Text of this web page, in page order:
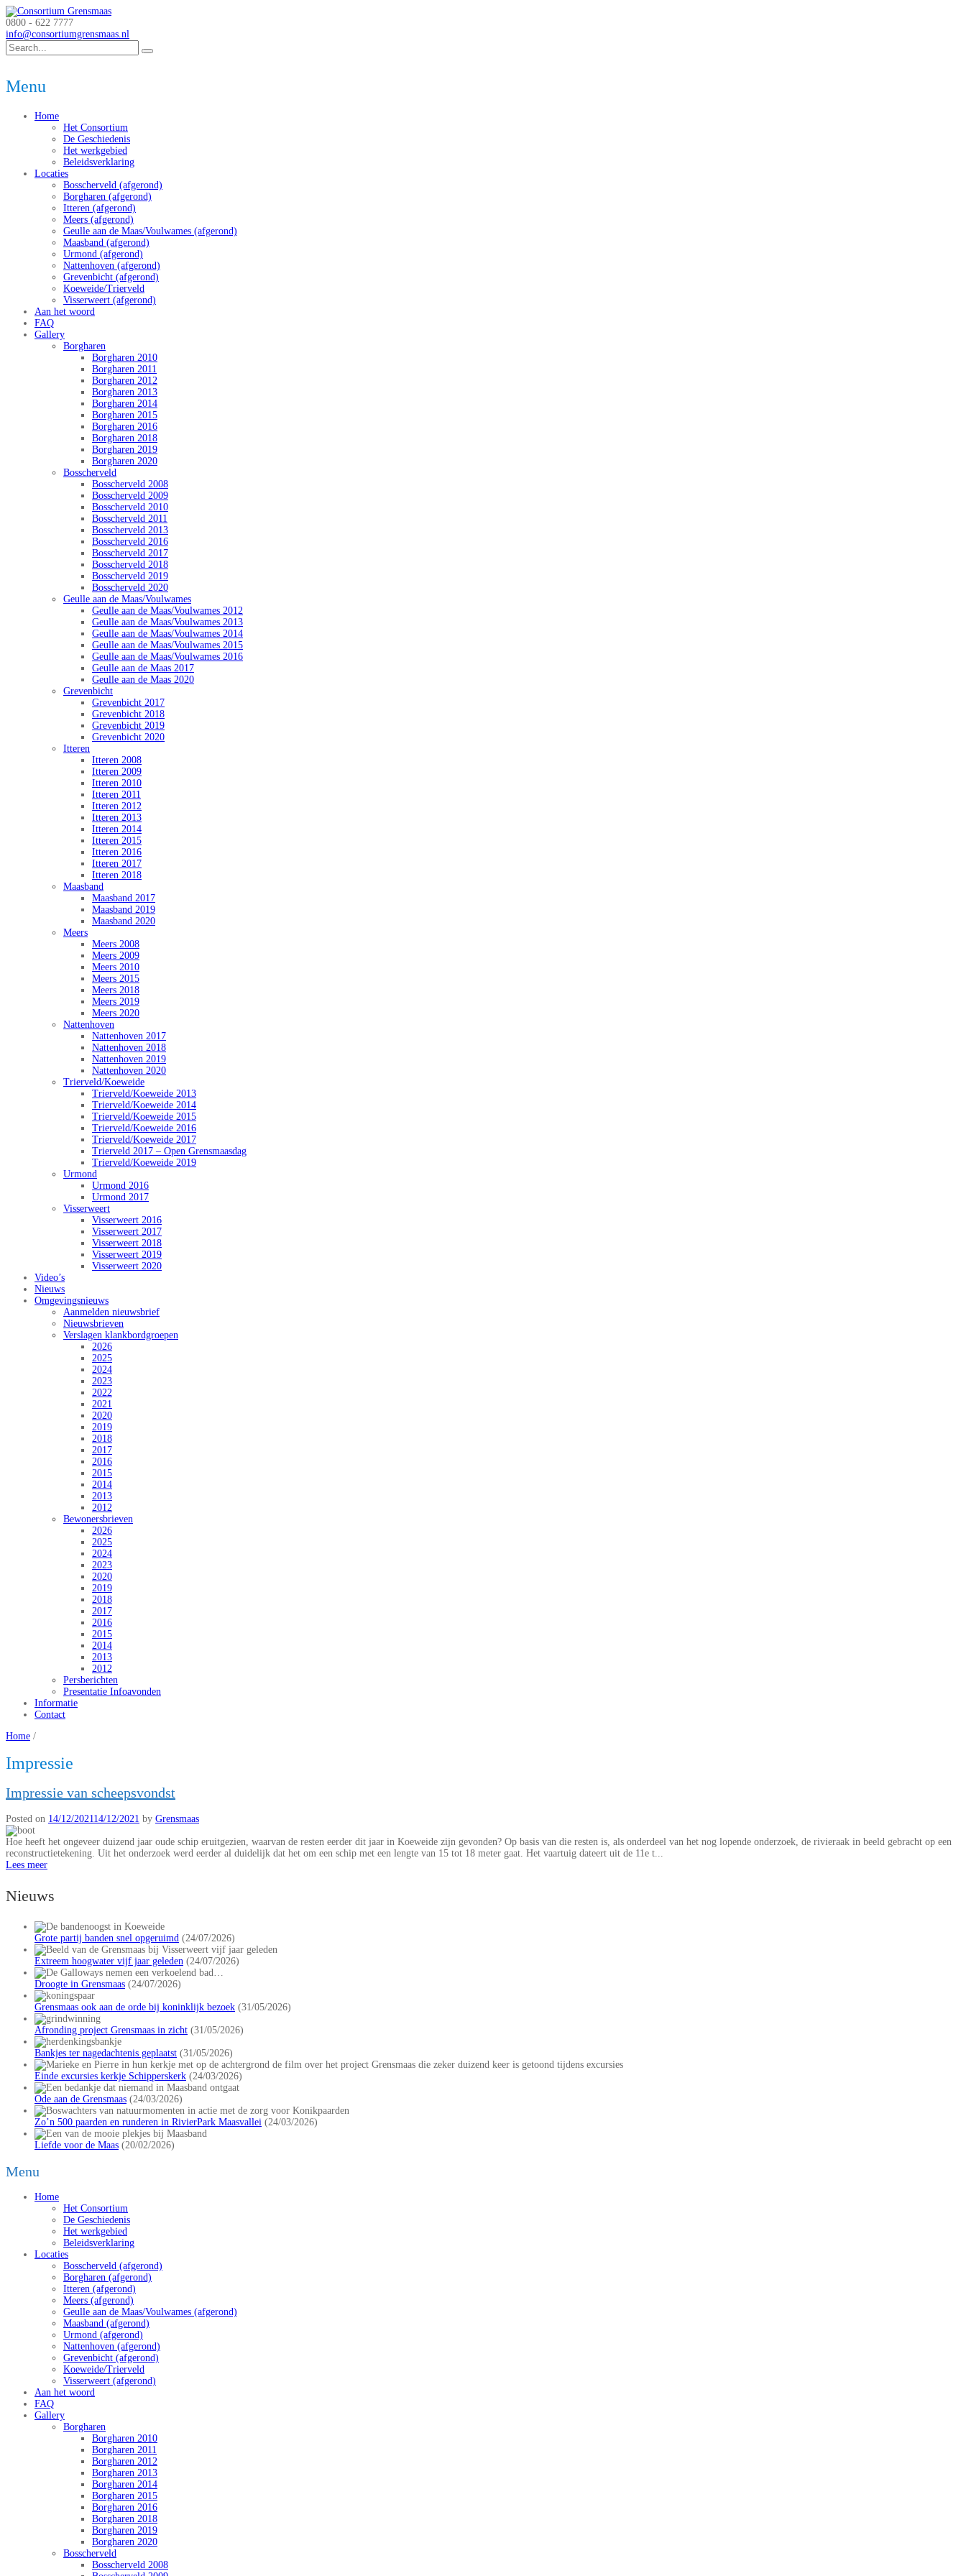
0800 - 622 7777
info@consortiumgrensmaas.nl
Menu
Home
Het Consortium
De Geschiedenis
Het werkgebied
Beleidsverklaring
Locaties
Bosscherveld (afgerond)
Borgharen (afgerond)
Itteren (afgerond)
Meers (afgerond)
Geulle aan de Maas/Voulwames (afgerond)
Maasband (afgerond)
Urmond (afgerond)
Nattenhoven (afgerond)
Grevenbicht (afgerond)
Koeweide/Trierveld
Visserweert (afgerond)
Aan het woord
FAQ
Gallery
Borgharen
Borgharen 2010
Borgharen 2011
Borgharen 2012
Borgharen 2013
Borgharen 2014
Borgharen 2015
Borgharen 2016
Borgharen 2018
Borgharen 2019
Borgharen 2020
Bosscherveld
Bosscherveld 2008
Bosscherveld 2009
Bosscherveld 2010
Bosscherveld 2011
Bosscherveld 2013
Bosscherveld 2016
Bosscherveld 2017
Bosscherveld 2018
Bosscherveld 2019
Bosscherveld 2020
Geulle aan de Maas/Voulwames
Geulle aan de Maas/Voulwames 2012
Geulle aan de Maas/Voulwames 2013
Geulle aan de Maas/Voulwames 2014
Geulle aan de Maas/Voulwames 2015
Geulle aan de Maas/Voulwames 2016
Geulle aan de Maas 2017
Geulle aan de Maas 2020
Grevenbicht
Grevenbicht 2017
Grevenbicht 2018
Grevenbicht 2019
Grevenbicht 2020
Itteren
Itteren 2008
Itteren 2009
Itteren 2010
Itteren 2011
Itteren 2012
Itteren 2013
Itteren 2014
Itteren 2015
Itteren 2016
Itteren 2017
Itteren 2018
Maasband
Maasband 2017
Maasband 2019
Maasband 2020
Meers
Meers 2008
Meers 2009
Meers 2010
Meers 2015
Meers 2018
Meers 2019
Meers 2020
Nattenhoven
Nattenhoven 2017
Nattenhoven 2018
Nattenhoven 2019
Nattenhoven 2020
Trierveld/Koeweide
Trierveld/Koeweide 2013
Trierveld/Koeweide 2014
Trierveld/Koeweide 2015
Trierveld/Koeweide 2016
Trierveld/Koeweide 2017
Trierveld 2017 – Open Grensmaasdag
Trierveld/Koeweide 2019
Urmond
Urmond 2016
Urmond 2017
Visserweert
Visserweert 2016
Visserweert 2017
Visserweert 2018
Visserweert 2019
Visserweert 2020
Video’s
Nieuws
Omgevingsnieuws
Aanmelden nieuwsbrief
Nieuwsbrieven
Verslagen klankbordgroepen
2026
2025
2024
2023
2022
2021
2020
2019
2018
2017
2016
2015
2014
2013
2012
Bewonersbrieven
2026
2025
2024
2023
2020
2019
2018
2017
2016
2015
2014
2013
2012
Persberichten
Presentatie Infoavonden
Informatie
Contact
Home /
Impressie
Impressie van scheepsvondst
Posted on 14/12/202114/12/2021 by Grensmaas
Hoe heeft het ongeveer duizend jaar oude schip eruitgezien, waarvan de resten eerder dit jaar in Koeweide zijn gevonden? Op basis van die resten is, als onderdeel van het nog lopende onderzoek, de rivieraak in beeld gebracht op een
reconstructietekening. Uit het onderzoek werd eerder al duidelijk dat het om een schip met een lengte van 15 tot 18 meter gaat. Het vaartuig dateert uit de 11e t...
Lees meer
Nieuws
Grote partij banden snel opgeruimd (24/07/2026)
Extreem hoogwater vijf jaar geleden (24/07/2026)
Droogte in Grensmaas (24/07/2026)
Grensmaas ook aan de orde bij koninklijk bezoek (31/05/2026)
Afronding project Grensmaas in zicht (31/05/2026)
Bankjes ter nagedachtenis geplaatst (31/05/2026)
Einde excursies kerkje Schipperskerk (24/03/2026)
Ode aan de Grensmaas (24/03/2026)
Zo’n 500 paarden en runderen in RivierPark Maasvallei (24/03/2026)
Liefde voor de Maas (20/02/2026)
Menu
Home
Het Consortium
De Geschiedenis
Het werkgebied
Beleidsverklaring
Locaties
Bosscherveld (afgerond)
Borgharen (afgerond)
Itteren (afgerond)
Meers (afgerond)
Geulle aan de Maas/Voulwames (afgerond)
Maasband (afgerond)
Urmond (afgerond)
Nattenhoven (afgerond)
Grevenbicht (afgerond)
Koeweide/Trierveld
Visserweert (afgerond)
Aan het woord
FAQ
Gallery
Borgharen
Borgharen 2010
Borgharen 2011
Borgharen 2012
Borgharen 2013
Borgharen 2014
Borgharen 2015
Borgharen 2016
Borgharen 2018
Borgharen 2019
Borgharen 2020
Bosscherveld
Bosscherveld 2008